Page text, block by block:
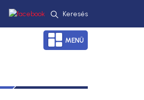
Keresés
MENÜ